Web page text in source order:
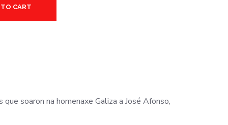
CART
soaron na homenaxe Galiza a José Afonso,